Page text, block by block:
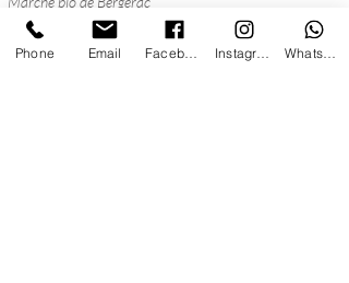
Beaumont
Mercredi
Phone Email